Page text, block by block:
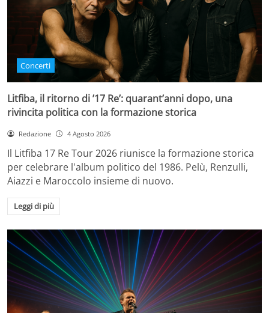
Concerti
Litfiba, il ritorno di ’17 Re’: quarant’anni dopo, una
rivincita politica con la formazione storica
Redazione 4 Agosto 2026
Il Litfiba 17 Re Tour 2026 riunisce la formazione storica
per celebrare l'album politico del 1986. Pelù, Renzulli,
Aiazzi e Maroccolo insieme di nuovo.
Leggi di più